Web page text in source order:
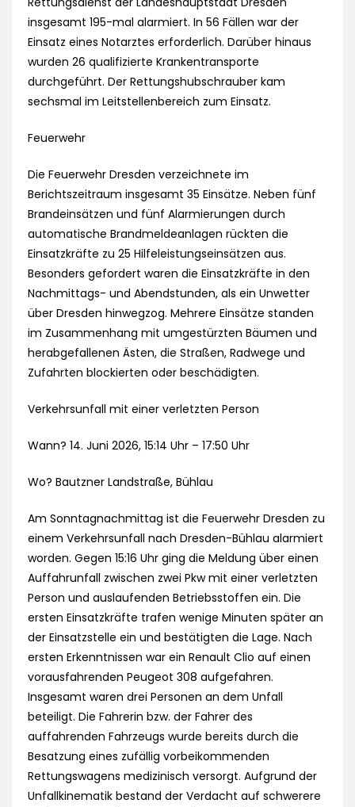
insgesamt 195-mal alarmiert. In 56 Fällen war der
Einsatz eines Notarztes erforderlich. Darüber hinaus
wurden 26 qualifizierte Krankentransporte
durchgeführt. Der Rettungshubschrauber kam
sechsmal im Leitstellenbereich zum Einsatz.
Feuerwehr
Die Feuerwehr Dresden verzeichnete im
Berichtszeitraum insgesamt 35 Einsätze. Neben fünf
Brandeinsätzen und fünf Alarmierungen durch
automatische Brandmeldeanlagen rückten die
Einsatzkräfte zu 25 Hilfeleistungseinsätzen aus.
Besonders gefordert waren die Einsatzkräfte in den
Nachmittags- und Abendstunden, als ein Unwetter
über Dresden hinwegzog. Mehrere Einsätze standen
im Zusammenhang mit umgestürzten Bäumen und
herabgefallenen Ästen, die Straßen, Radwege und
Zufahrten blockierten oder beschädigten.
Verkehrsunfall mit einer verletzten Person
Wann? 14. Juni 2026, 15:14 Uhr – 17:50 Uhr
Wo? Bautzner Landstraße, Bühlau
Am Sonntagnachmittag ist die Feuerwehr Dresden zu
einem Verkehrsunfall nach Dresden-Bühlau alarmiert
worden. Gegen 15:16 Uhr ging die Meldung über einen
Auffahrunfall zwischen zwei Pkw mit einer verletzten
Person und auslaufenden Betriebsstoffen ein. Die
ersten Einsatzkräfte trafen wenige Minuten später an
der Einsatzstelle ein und bestätigten die Lage. Nach
ersten Erkenntnissen war ein Renault Clio auf einen
vorausfahrenden Peugeot 308 aufgefahren.
Insgesamt waren drei Personen an dem Unfall
beteiligt. Die Fahrerin bzw. der Fahrer des
auffahrenden Fahrzeugs wurde bereits durch die
Besatzung eines zufällig vorbeikommenden
Rettungswagens medizinisch versorgt. Aufgrund der
Unfallkinematik bestand der Verdacht auf schwerere